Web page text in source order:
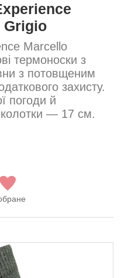
Grigio
Marcello
термоноски з
з потовщеним
захисту.
погоди й
— 17 см.